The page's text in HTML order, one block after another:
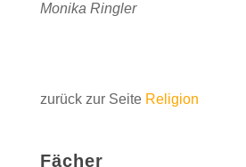
Monika Ringler
zurück zur Seite Religion
Fächer